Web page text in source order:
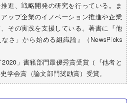
進、戦略開発の研究を行っている。ま
ップ企業のイノベーション推進や企業
その実践を支援している。著書に『他
さ」から始める組織論』（NewsPicks
」書籍部門最優秀賞受賞（『他者と
学会賞（論文部門奨励賞）受賞。